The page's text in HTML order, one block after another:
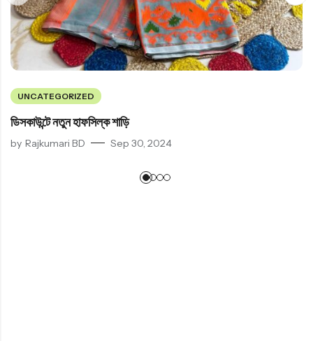
UNCATEGORIZED
ডিসকাউন্টে নতুন হাফসিল্ক শাড়ি
by Rajkumari BD Sep 30, 2024